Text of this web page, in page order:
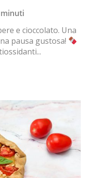
e cioccolato. Una
pausa gustosa!